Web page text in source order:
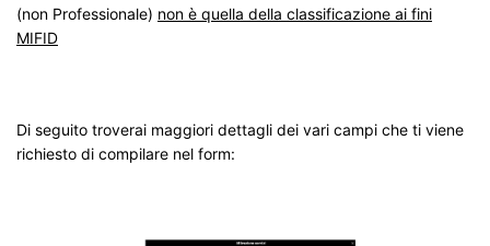
(non Professionale) non è quella della classificazione ai fini
MIFID
Di seguito troverai maggiori dettagli dei vari campi che ti viene
richiesto di compilare nel form: